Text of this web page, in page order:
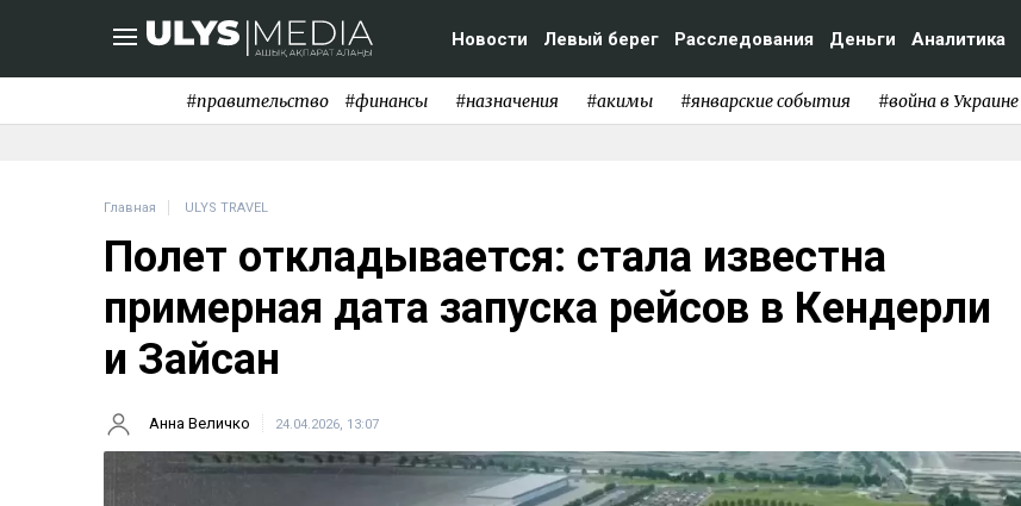
Новости Левый берег Расследования Деньги Аналитика
#правительство #финансы #назначения #акимы #январские события #война в Украине
Главная ULYS TRAVEL
Полет откладывается: стала известна
примерная дата запуска рейсов в Кендерли
и Зайсан
Анна Величко 24.04.2026, 13:07